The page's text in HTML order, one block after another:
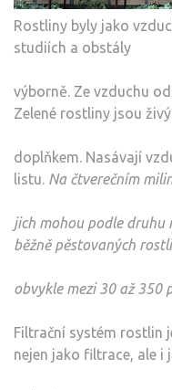
Rostliny byly jako
studiích a obstály
výborně. Ze vzduchu
Zelené rostliny jsou
doplňkem. Nasávají
listu. Na čtverečním
jich mohou podle druhu
běžně pěstovaných
obvykle mezi 30 až 350
Filtrační systém rostlin
nejen jako filtrace, ale i